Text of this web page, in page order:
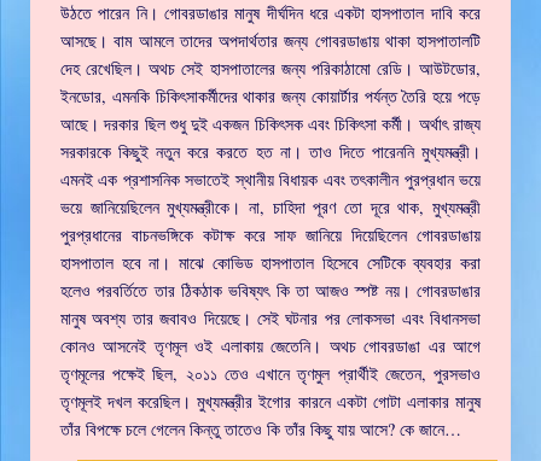
উঠতে পারেন নি। গোবরডাঙার মানুষ দীর্ঘদিন ধরে একটা হাসপাতাল দাবি করে
আসছে। বাম আমলে তাদের অপদার্থতার জন্য গোবরডাঙায় থাকা হাসপাতালটি
দেহ রেখেছিল। অথচ সেই হাসপাতালের জন্য পরিকাঠামো রেডি। আউটডোর,
ইনডোর, এমনকি চিকিৎসাকর্মীদের থাকার জন্য কোয়ার্টার পর্যন্ত তৈরি হয়ে পড়ে
আছে। দরকার ছিল শুধু দুই একজন চিকিৎসক এবং চিকিৎসা কর্মী। অর্থাৎ রাজ্য
সরকারকে কিছুই নতুন করে করতে হত না। তাও দিতে পারেননি মুখ্যমন্ত্রী।
এমনই এক প্রশাসনিক সভাতেই স্থানীয় বিধায়ক এবং তৎকালীন পুরপ্রধান ভয়ে
ভয়ে জানিয়েছিলেন মুখ্যমন্ত্রীকে। না, চাহিদা পূরণ তো দূরে থাক, মুখ্যমন্ত্রী
পুরপ্রধানের বাচনভঙ্গিকে কটাক্ষ করে সাফ জানিয়ে দিয়েছিলেন গোবরডাঙায়
হাসপাতাল হবে না। মাঝে কোভিড হাসপাতাল হিসেবে সেটিকে ব্যবহার করা
হলেও পরবর্তিতে তার ঠিকঠাক ভবিষ্যৎ কি তা আজও স্পষ্ট নয়। গোবরডাঙার
মানুষ অবশ্য তার জবাবও দিয়েছে। সেই ঘটনার পর লোকসভা এবং বিধানসভা
কোনও আসনেই তৃণমূল ওই এলাকায় জেতেনি। অথচ গোবরডাঙা এর আগে
তৃণমূলের পক্ষেই ছিল, ২০১১ তেও এখানে তৃণমুল প্রার্থীই জেতেন, পুরসভাও
তৃণমূলই দখল করেছিল। মুখ্যমন্ত্রীর ইগোর কারনে একটা গোটা এলাকার মানুষ
তাঁর বিপক্ষে চলে গেলেন কিন্তু তাতেও কি তাঁর কিছু যায় আসে? কে জানে…